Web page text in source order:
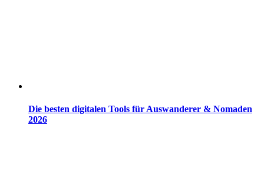
Die besten digitalen Tools für Auswanderer & Nomaden
2026